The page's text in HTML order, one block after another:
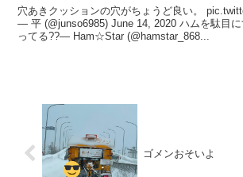
穴あきクッションの穴がちょうど良い。
— 平 (@junso6985) June 14, 2020 ハムを駄目
ってる??— Ham☆Star (@hamstar_868...
ゴメンおそいよ